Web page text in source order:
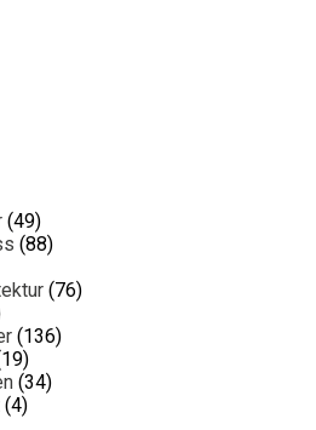
(49)
(88)
(76)
(136)
(34)
(4)